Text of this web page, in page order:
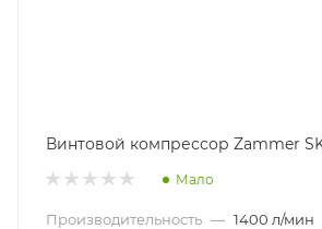
Винтовой компрессор Zammer
Мало
Производительность — 1400 л/мин